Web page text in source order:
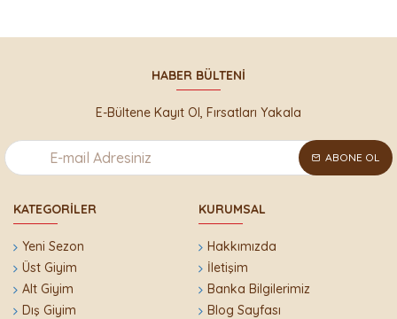
HABER BÜLTENI
E-Bültene Kayıt Ol, Fırsatları Yakala
ABONE OL
KATEGORILER
Yeni Sezon
Üst Giyim
Alt Giyim
Dış Giyim
KURUMSAL
Hakkımızda
İletişim
Banka Bilgilerimiz
Blog Sayfası